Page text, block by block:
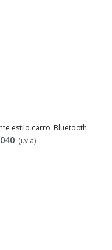
estilo carro. Bluetooth
(i.v.a)